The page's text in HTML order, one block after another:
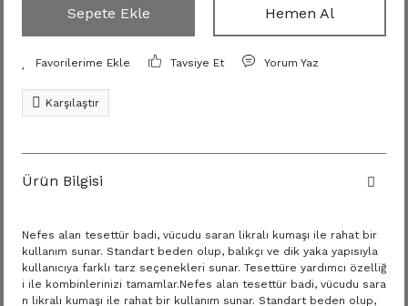
Sepete Ekle Hemen Al
Tavsiye Et Yorum Yaz
Karşılaştır
Ürün Bilgisi
Nefes alan tesettür badi, vücudu saran likralı kumaşı ile rahat bir
kullanım sunar. Standart beden olup, balıkçı ve dik yaka yapısıyla
kullanıcıya farklı tarz seçenekleri sunar. Tesettüre yardımcı özelliğ
i ile kombinlerinizi tamamlar.Nefes alan tesettür badi, vücudu sara
n likralı kumaşı ile rahat bir kullanım sunar. Standart beden olup,